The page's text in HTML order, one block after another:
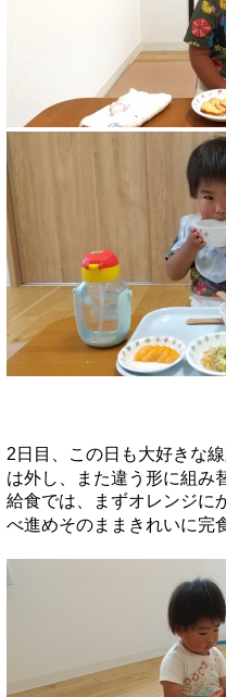
2日目、この日も大好きな
は外し、また違う形に組み
給食では、まずオレンジに
べ進めそのままきれいに完